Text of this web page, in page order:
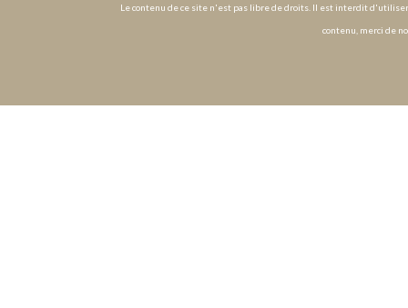
Le contenu de ce site n'est pas libre de droits. Il est interdit
contenu, merci de